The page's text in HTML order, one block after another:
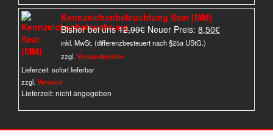
Kennzeichenbeleuchtung Seat (MM)
Bisher bei uns 12,99€ Ursprünglicher
Preis
Neuer Preis: 8,50€Aktueller
inkl. MwSt. (differenzbesteuert nach §25a UStG.)
zzgl.Versandkosten
Lieferzeit:sofort lieferbar
zzgl.Versand
Lieferzeit: nicht angegeben